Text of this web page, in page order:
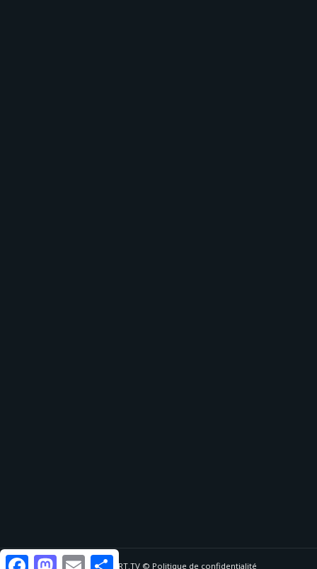
© 2024 TADDART.TV © Politique de confidentialité
FacebookMastodon
Email Share